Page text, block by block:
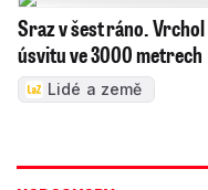
Sraz v šest ráno.
úsvitu ve 3000 metrech
Lidé a země